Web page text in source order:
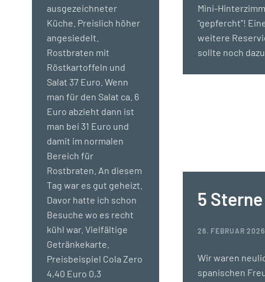
Mini-
"gepfercht"!
weitere
sollte noch
ausgezeichneter
Küche. Preislich höher
angesiedelt.
Rostbraten mit
Röstkartoffeln und
Salat 37 Euro. Wenn
man für den Salat ca. 6
Euro abzieht dann ist
man bei 31 Euro und
damit im normalen
Bereich für
Rostbraten. An diesem
Tag war es gut geheizt.
Davor hatte ich schon
Besuche wo es recht
kühl war. Vielfältige
Getränkekarte.
Preisbeispiel Cola Zero
4,40 Euro 0,3
5 Sterne
26. FEBRUAR 2026
Wir waren
spanischen